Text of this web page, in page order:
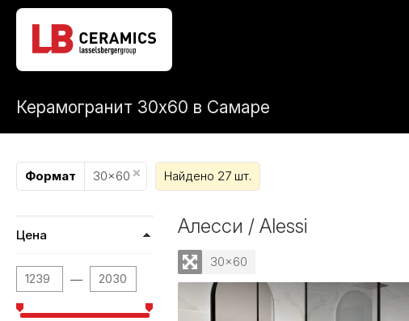
Керамогранит 30x60 в Самаре
Формат 30x60 Найдено 27 шт.
Алесси / Alessi
30x60
Цена
—